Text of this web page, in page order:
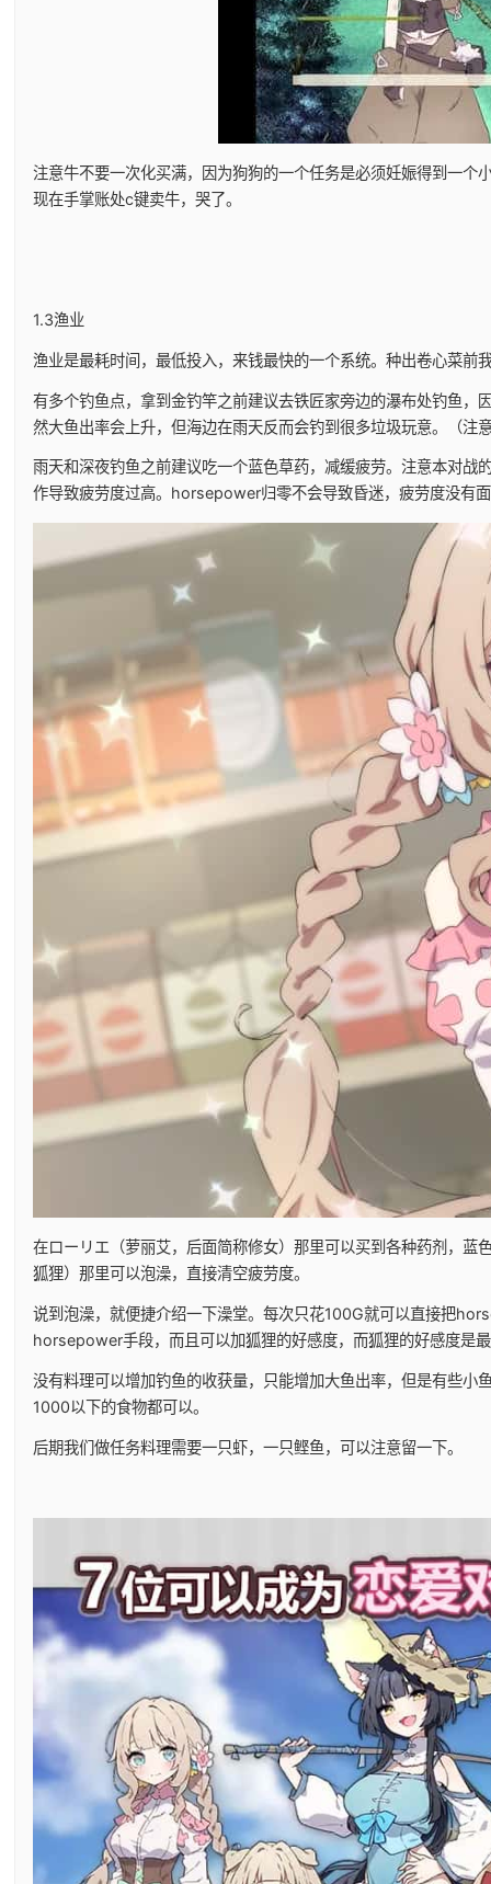
注意牛不要一次化买满，因为狗狗的一个任务是必须妊娠得到一
现在手掌账处c键卖牛，哭了。
1.3渔业
渔业是最耗时间，最低投入，来钱最快的一个系统。种出卷心菜前
有多个钓鱼点，拿到金钓竿之前建议去铁匠家旁边的瀑布处钓鱼
然大鱼出率会上升，但海边在雨天反而会钓到很多垃圾玩意。（注
雨天和深夜钓鱼之前建议吃一个蓝色草药，减缓疲劳。注意本对
作导致疲劳度过高。horsepower归零不会导致昏迷，疲劳度没有
在ローリエ（萝丽艾，后面简称修女）那里可以买到各种药剂，
狐狸）那里可以泡澡，直接清空疲劳度。
说到泡澡，就便捷介绍一下澡堂。每次只花100G就可以直接把
horsepower手段，而且可以加狐狸的好感度，而狐狸的好感度是
没有料理可以增加钓鱼的收获量，只能增加大鱼出率，但是有些
1000以下的食物都可以。
后期我们做任务料理需要一只虾，一只鲣鱼，可以注意留一下。